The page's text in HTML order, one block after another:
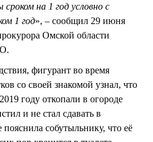
на 1 год условно с
1 год», – сообщил 29 июня
Омской области
фигурант во время
со своей знакомой узнал, что
году откопали в огороде
и не стал сдавать в
собутыльнику, что её